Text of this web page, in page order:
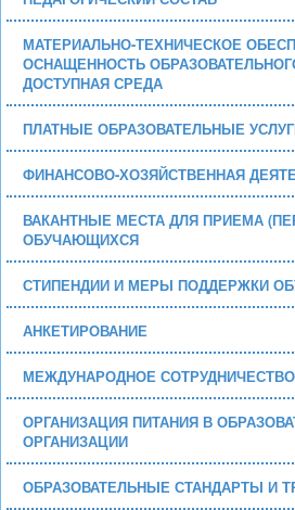
МАТЕРИАЛЬНО-ТЕХНИЧЕСКОЕ
ОСНАЩЕННОСТЬ
ДОСТУПНАЯ СРЕДА
ПЛАТНЫЕ ОБРАЗОВАТЕЛЬНЫЕ
ФИНАНСОВО-ХОЗЯЙСТВЕННАЯ
ВАКАНТНЫЕ МЕСТА ДЛЯ ПРИЕМА
ОБУЧАЮЩИХСЯ
СТИПЕНДИИ И МЕРЫ ПОДДЕРЖКИ
АНКЕТИРОВАНИЕ
МЕЖДУНАРОДНОЕ СОТРУДНИЧЕСТВО
ОРГАНИЗАЦИЯ ПИТАНИЯ В
ОРГАНИЗАЦИИ
ОБРАЗОВАТЕЛЬНЫЕ СТАНДАРТЫ И